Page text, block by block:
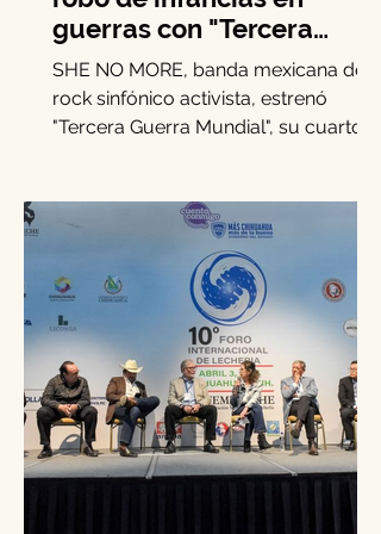
SHE NO MORE denuncia el
robo de infancias en
guerras con "Tercera
Guerra Mundial"
SHE NO MORE, banda mexicana de
sencillo de 2025.